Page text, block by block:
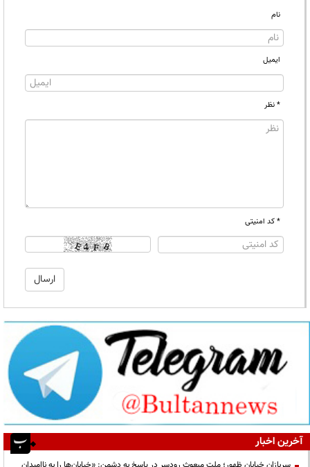
نام
ایمیل
* نظر
* کد امنیتی
آخرین اخبار